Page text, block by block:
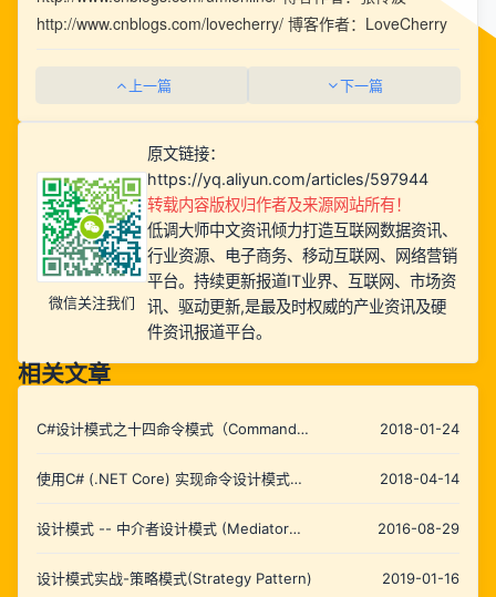
http://www.cnblogs.com/lovecherry/ 博客作者：LoveCherry
上一篇 下一篇
微信关注我们
原文链接：
https://yq.aliyun.com/articles/597944
转载内容版权归作者及来源网站所有！
低调大师中文资讯倾力打造互联网数据资讯、
行业资源、电子商务、移动互联网、网络营销
平台。持续更新报道IT业界、互联网、市场资
讯、驱动更新,是最及时权威的产业资讯及硬
件资讯报道平台。
相关文章
C#设计模式之十四命令模式（Command
2018-01-24
使用C# (.NET Core) 实现命令设计模式
2018-04-14
设计模式 -- 中介者设计模式 (Mediator
2016-08-29
设计模式实战-策略模式(Strategy Pattern) 2019-01-16